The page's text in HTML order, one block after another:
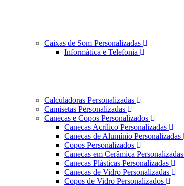
Caixas de Som Personalizadas
Informática e Telefonia
Calculadoras Personalizadas
Camisetas Personalizadas
Canecas e Copos Personalizados
Canecas Acrílico Personalizadas
Canecas de Alumínio Personalizadas
Copos Personalizados
Canecas em Cerâmica Personalizadas
Canecas Plásticas Personalizadas
Canecas de Vidro Personalizadas
Copos de Vidro Personalizados